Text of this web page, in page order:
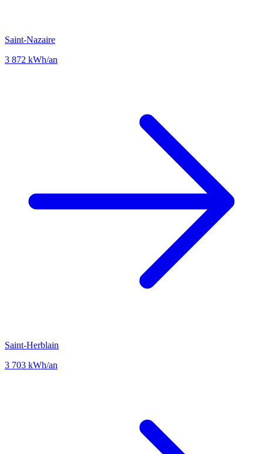
Saint-Nazaire
3 872 kWh/an
Saint-Herblain
3 703 kWh/an